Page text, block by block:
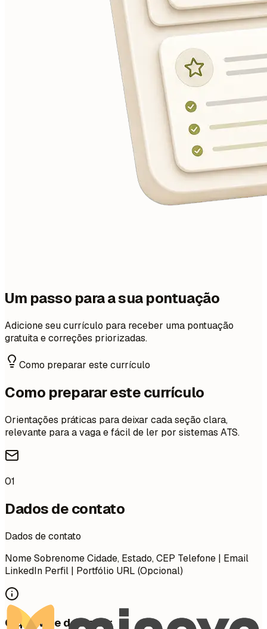
Um passo para a sua pontuação
Adicione seu currículo para receber uma pontuação
gratuita e correções priorizadas.
Como preparar este currículo
Como preparar este currículo
Orientações práticas para deixar cada seção clara,
relevante para a vaga e fácil de ler por sistemas ATS.
01
Dados de contato
Dados de contato
Nome Sobrenome Cidade, Estado, CEP Telefone | Email
LinkedIn Perfil | Portfólio URL (Opcional)
O que vale destacar